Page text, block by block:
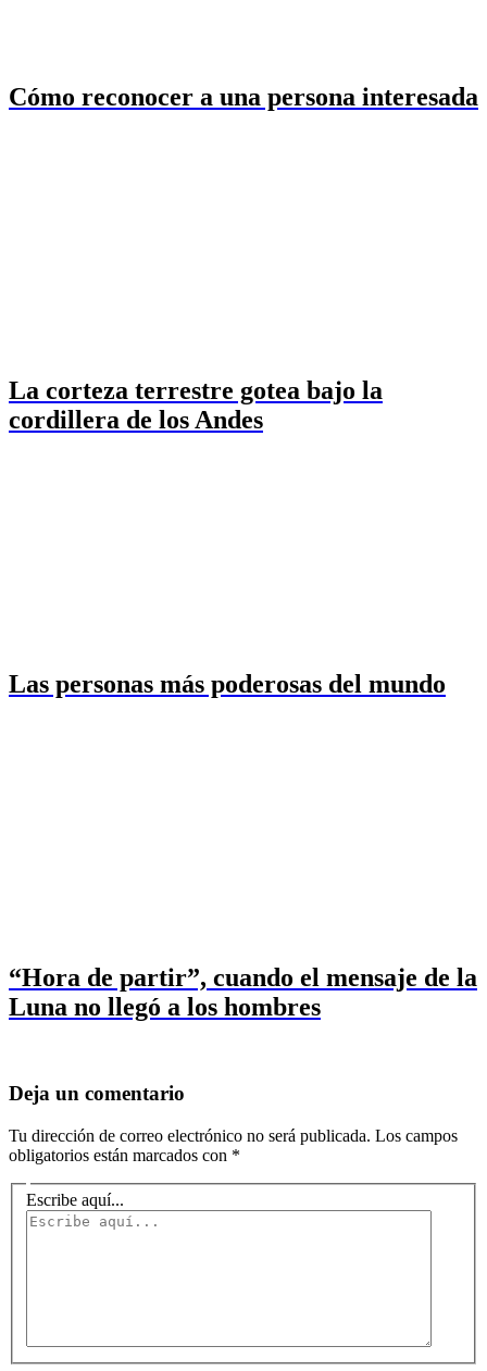
Cómo reconocer a una persona interesada
La corteza terrestre gotea bajo la
cordillera de los Andes
Las personas más poderosas del mundo
“Hora de partir”, cuando el mensaje de la
Luna no llegó a los hombres
Deja un comentario
Tu dirección de correo electrónico no será publicada. Los campos
obligatorios están marcados con *
Escribe aquí...